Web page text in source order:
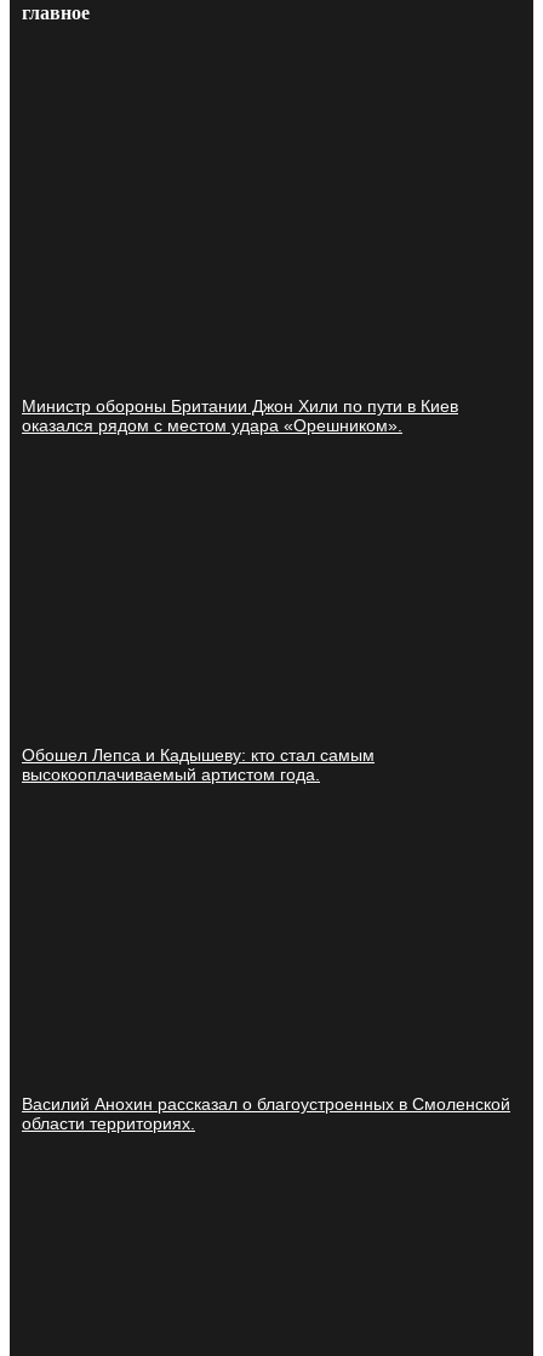
главное
Министр обороны Британии Джон Хили по пути в Киев
оказался рядом с местом удара «Орешником».
Обошел Лепса и Кадышеву: кто стал самым
высокооплачиваемый артистом года.
Василий Анохин рассказал о благоустроенных в Смоленской
области территориях.